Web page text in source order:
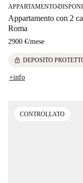
APPARTAMENTO■
Appartamento con 2
Roma
2900 €/mese
lock DEPOSITO
+info
CONTROLLATO